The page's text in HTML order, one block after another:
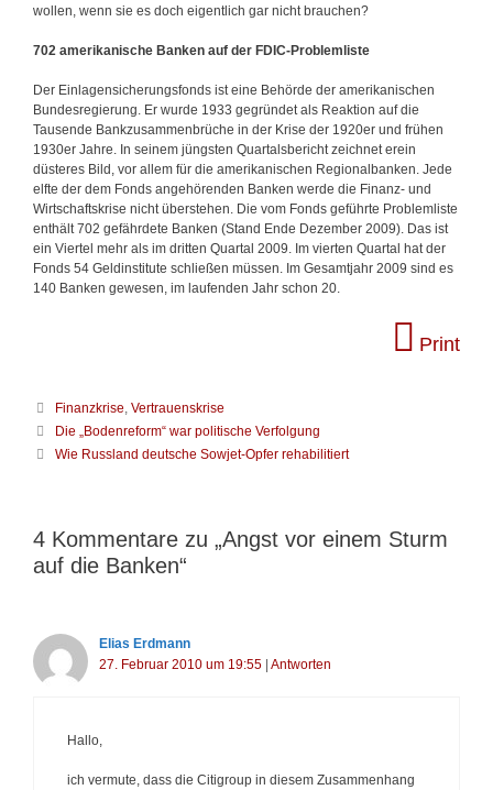
wollen, wenn sie es doch eigentlich gar nicht brauchen?
702 amerikanische Banken auf der FDIC-Problemliste
Der Einlagensicherungsfonds ist eine Behörde der amerikanischen
Bundesregierung. Er wurde 1933 gegründet als Reaktion auf die
Tausende Bankzusammenbrüche in der Krise der 1920er und frühen
1930er Jahre. In seinem jüngsten Quartalsbericht zeichnet erein
düsteres Bild, vor allem für die amerikanischen Regionalbanken. Jede
elfte der dem Fonds angehörenden Banken werde die Finanz- und
Wirtschaftskrise nicht überstehen. Die vom Fonds geführte Problemliste
enthält 702 gefährdete Banken (Stand Ende Dezember 2009). Das ist
ein Viertel mehr als im dritten Quartal 2009. Im vierten Quartal hat der
Fonds 54 Geldinstitute schließen müssen. Im Gesamtjahr 2009 sind es
140 Banken gewesen, im laufenden Jahr schon 20.
Print
K
a
t
i
e
Finanzkrise,Vertrauenskrise
B
e
a
g
s
v
i
Die „Bodenreform“ war politische Verfolgung
Wie Russland deutsche Sowjet-Opfer rehabilitiert
4 Kommentare zu „Angst vor einem Sturm
auf die Banken“
Elias Erdmann
27. Februar 2010 um 19:55 | Antworten
Hallo,
ich vermute, dass die Citigroup in diesem Zusammenhang